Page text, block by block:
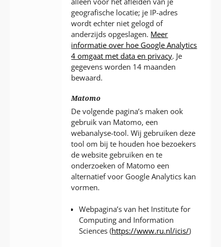
geografische locatie; je IP-adres
wordt echter niet gelogd of
anderzijds opgeslagen. Meer
informatie over hoe Google Analytics
4 omgaat met data en privacy. Je
gegevens worden 14 maanden
bewaard.
Matomo
De volgende pagina’s maken ook
gebruik van Matomo, een
webanalyse-tool. Wij gebruiken deze
tool om bij te houden hoe bezoekers
de website gebruiken en te
onderzoeken of Matomo een
alternatief voor Google Analytics kan
vormen.
Webpagina’s van het Institute for
Computing and Information
Sciences (https://www.ru.nl/icis/)